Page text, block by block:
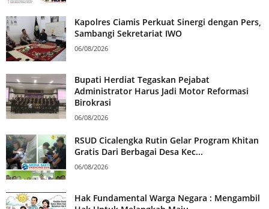
Kapolres Ciamis Perkuat Sinergi dengan Pers,
Sambangi Sekretariat IWO
06/08/2026
Bupati Herdiat Tegaskan Pejabat
Administrator Harus Jadi Motor Reformasi
Birokrasi
06/08/2026
RSUD Cicalengka Rutin Gelar Program Khitan
Gratis Dari Berbagai Desa Kec...
06/08/2026
Hak Fundamental Warga Negara : Mengambil